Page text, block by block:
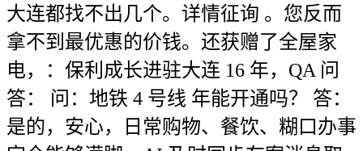
大连都找不出几个。详情征询 。您反而
拿不到最优惠的价钱。还获赠了全屋家
电，：保利成长进驻大连 16 年，QA 问
答： 问：地铁 4 号线 年能开通吗？ 答：
是的，安心，日常购物、餐饮、糊口办事